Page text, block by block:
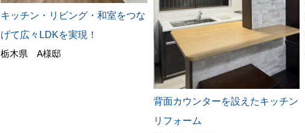
キッチン・リビング・和室をつな
げて広々LDKを実現！
栃木県 A様邸
背面カウンターを設えたキッチン
リフォーム